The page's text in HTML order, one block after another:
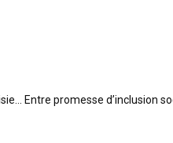
Entre promesse d’inclusion